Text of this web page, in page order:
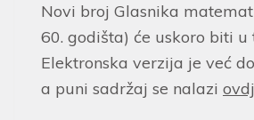
Novi broj Glasnika
60. godišta) će uskoro biti u
Elektronska verzija je već
a puni sadržaj se nalazi